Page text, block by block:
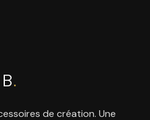
.
de création. Une